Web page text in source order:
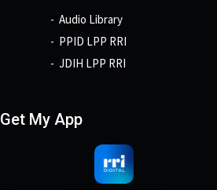
Audio Library
PPID LPP RRI
JDIH LPP RRI
Get My App